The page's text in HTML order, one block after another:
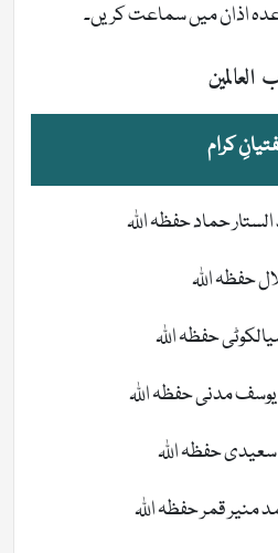
اذان میں سماعت کریں۔
کرام
حماد حفظہ اللہ
حفظہ اللہ
حفظہ اللہ
مدنی حفظہ اللہ
حفظہ اللہ
منیر قمر حفظہ اللہ